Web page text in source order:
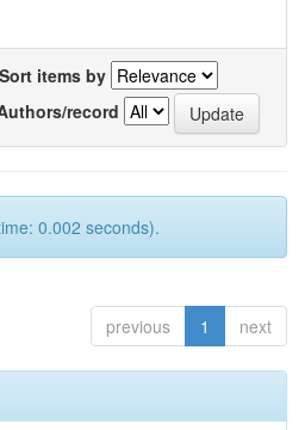
Sort items by
record
0.002 seconds).
previous 1 next